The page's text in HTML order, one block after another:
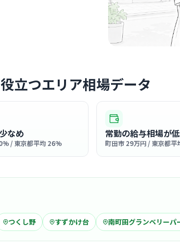
院
…
友
診療科
病院
あ
立つエリア相場データ
なめ
/ 東京都平均 26%
常勤の給与相場が
町田市 29万円 / 東京都平
つくし野 すずかけ台 南町田グランベリーパ